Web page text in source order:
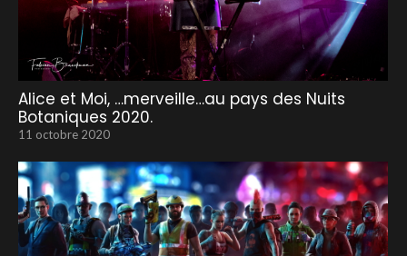
Alice et Moi, …merveille…au pays des Nuits
Botaniques 2020.
11 octobre 2020